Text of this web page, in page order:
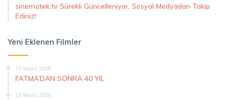
sinematek.tv Sürekli Güncelleniyor, Sosyal Medyadan Takip
Ediniz!
Yeni Eklenen Filmler
23 Mayıs 2026
FATMA’DAN SONRA 40 YIL
22 Mayıs 2026